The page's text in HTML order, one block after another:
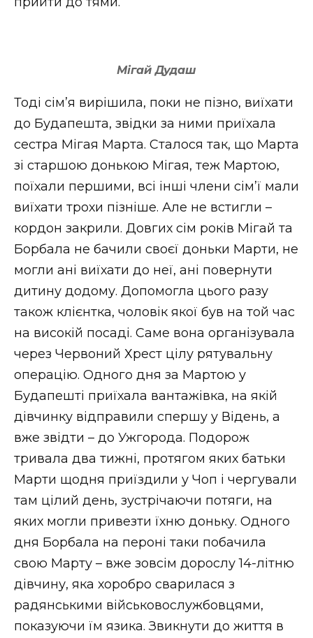
Мігай Дудаш
Тоді сім’я вирішила, поки не пізно, виїхати
до Будапешта, звідки за ними приїхала
сестра Мігая Марта. Сталося так, що Марта
зі старшою донькою Мігая, теж Мартою,
поїхали першими, всі інші члени сім’ї мали
виїхати трохи пізніше. Але не встигли –
кордон закрили. Довгих сім років Мігай та
Борбала не бачили своєї доньки Марти, не
могли ані виїхати до неї, ані повернути
дитину додому. Допомогла цього разу
також клієнтка, чоловік якої був на той час
на високій посаді. Саме вона організувала
через Червоний Хрест цілу рятувальну
операцію. Одного дня за Мартою у
Будапешті приїхала вантажівка, на якій
дівчинку відправили спершу у Відень, а
вже звідти – до Ужгорода. Подорож
тривала два тижні, протягом яких батьки
Марти щодня приїздили у Чоп і чергували
там цілий день, зустрічаючи потяги, на
яких могли привезти їхню доньку. Одного
дня Борбала на пероні таки побачила
свою Марту – вже зовсім дорослу 14-літню
дівчину, яка хоробро сварилася з
радянськими військовослужбовцями,
показуючи їм язика. Звикнути до життя в